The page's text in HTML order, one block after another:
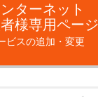
ターネット
様専用ページ
ビスの追加・変更